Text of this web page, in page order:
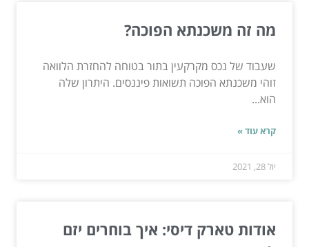
מה זה משכנתא הפוכה?
שעבוד של נכס מקרקעין בתור בטוחה להחזרת הלוואה
זוהי משכנתא הפוכה תשואות פיננסים. היתרון שלה
הוא...
קרא עוד »
יול 28, 2021
אודות טארק דיסי: איך בוחרים יזם